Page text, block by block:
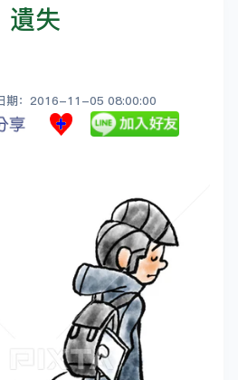
遺失
期：2016-11-05 08:00:00